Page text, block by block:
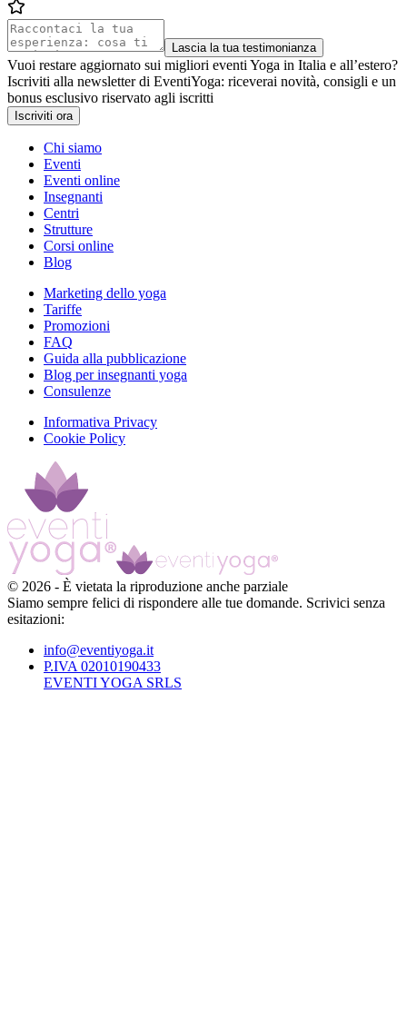
Lascia la tua testimonianza
Vuoi restare aggiornato sui migliori eventi Yoga in Italia e all’estero?
Iscriviti alla newsletter di EventiYoga: riceverai novità, consigli e un
bonus esclusivo riservato agli iscritti
Iscriviti ora
Chi siamo
Eventi
Eventi online
Insegnanti
Centri
Strutture
Corsi online
Blog
Marketing dello yoga
Tariffe
Promozioni
FAQ
Guida alla pubblicazione
Blog per insegnanti yoga
Consulenze
Informativa Privacy
Cookie Policy
© 2026 - È vietata la riproduzione anche parziale
Siamo sempre felici di rispondere alle tue domande. Scrivici senza
esitazioni:
info@eventiyoga.it
P.IVA 02010190433
EVENTI YOGA SRLS